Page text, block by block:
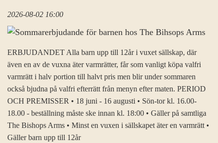
2026-08-02 16:00
ERBJUDANDET Alla barn upp till 12år i vuxet sällskap, där
även en av de vuxna äter varmrätter, får som vanligt köpa valfri
varmrätt i halv portion till halvt pris men blir under sommaren
också bjudna på valfri efterrätt från menyn efter maten. PERIOD
OCH PREMISSER • 18 juni - 16 augusti • Sön-tor kl. 16.00-
18.00 - beställning måste ske innan kl. 18:00 • Gäller på samtliga
The Bishops Arms • Minst en vuxen i sällskapet äter en varmrätt •
Gäller barn upp till 12år